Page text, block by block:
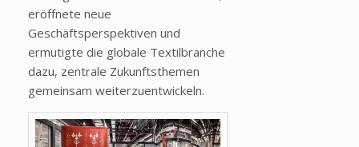
eröffnete neue
Geschäftsperspektiven und
ermutigte die globale Textilbranche
dazu, zentrale Zukunftsthemen
gemeinsam weiterzuentwickeln.